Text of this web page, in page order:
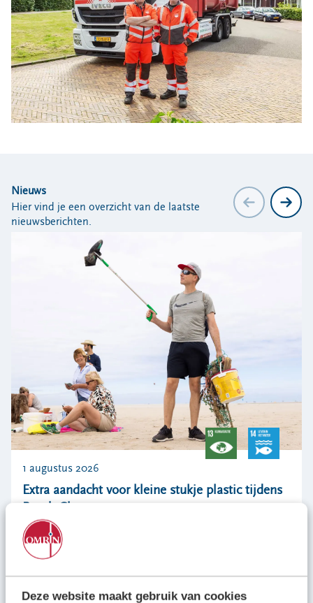
Deze website maakt gebruik van cookies
Klantenservice SYP
VeeIgestelde vragen
Pers
Locaties
Werken bij
Nieuws
Hier vind je een overzicht van de laatste
nieuwsberichten.
Extra aandacht voor kleine stukje plastic tijdens
Beach Cleanup
1 augustus 2026
Bekijk alle nieuwsberichten